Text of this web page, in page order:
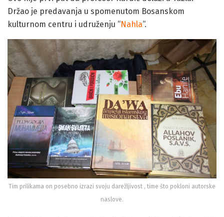
Držao je predavanja u spomenutom Bosanskom
kulturnom centru i udruženju “Nahla“.
Tim prilikama on posebno izrazi svoju darežljivost , time što pokloni autorske
naslove.